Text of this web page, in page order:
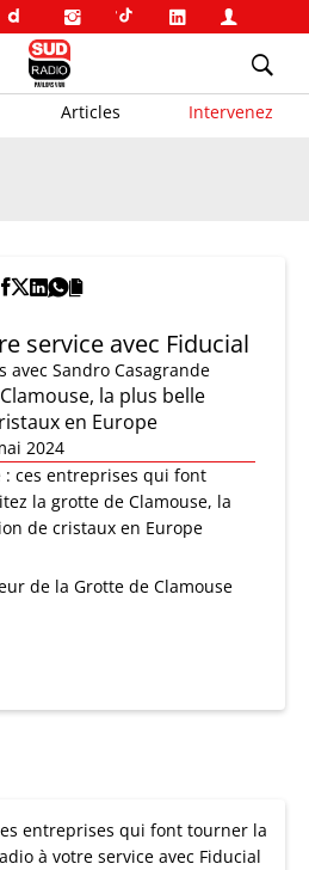
Articles Intervenez
service avec Fiducial
avec Sandro Casagrande
la plus belle
en Europe
2024
: ces entreprises qui font
la grotte de Clamouse, la
de cristaux en Europe
de la Grotte de Clamouse
entreprises qui font tourner la
à votre service avec Fiducial